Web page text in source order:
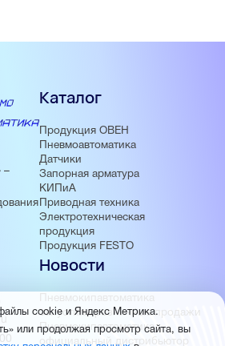
–
Каталог
Продукция ОВЕН
Пневмоавтоматика
Датчики
Запорная арматура
КИПиА
Приводная техника
Электротехническая
продукция
Продукция FESTO
Новости
Пневмокипавтоматика
запустила розничные продажи
Пневмокипавтоматика –
официальный дистрибьютор
cookie и Яндекс Метрика.
или продолжая просмотр сайта, вы